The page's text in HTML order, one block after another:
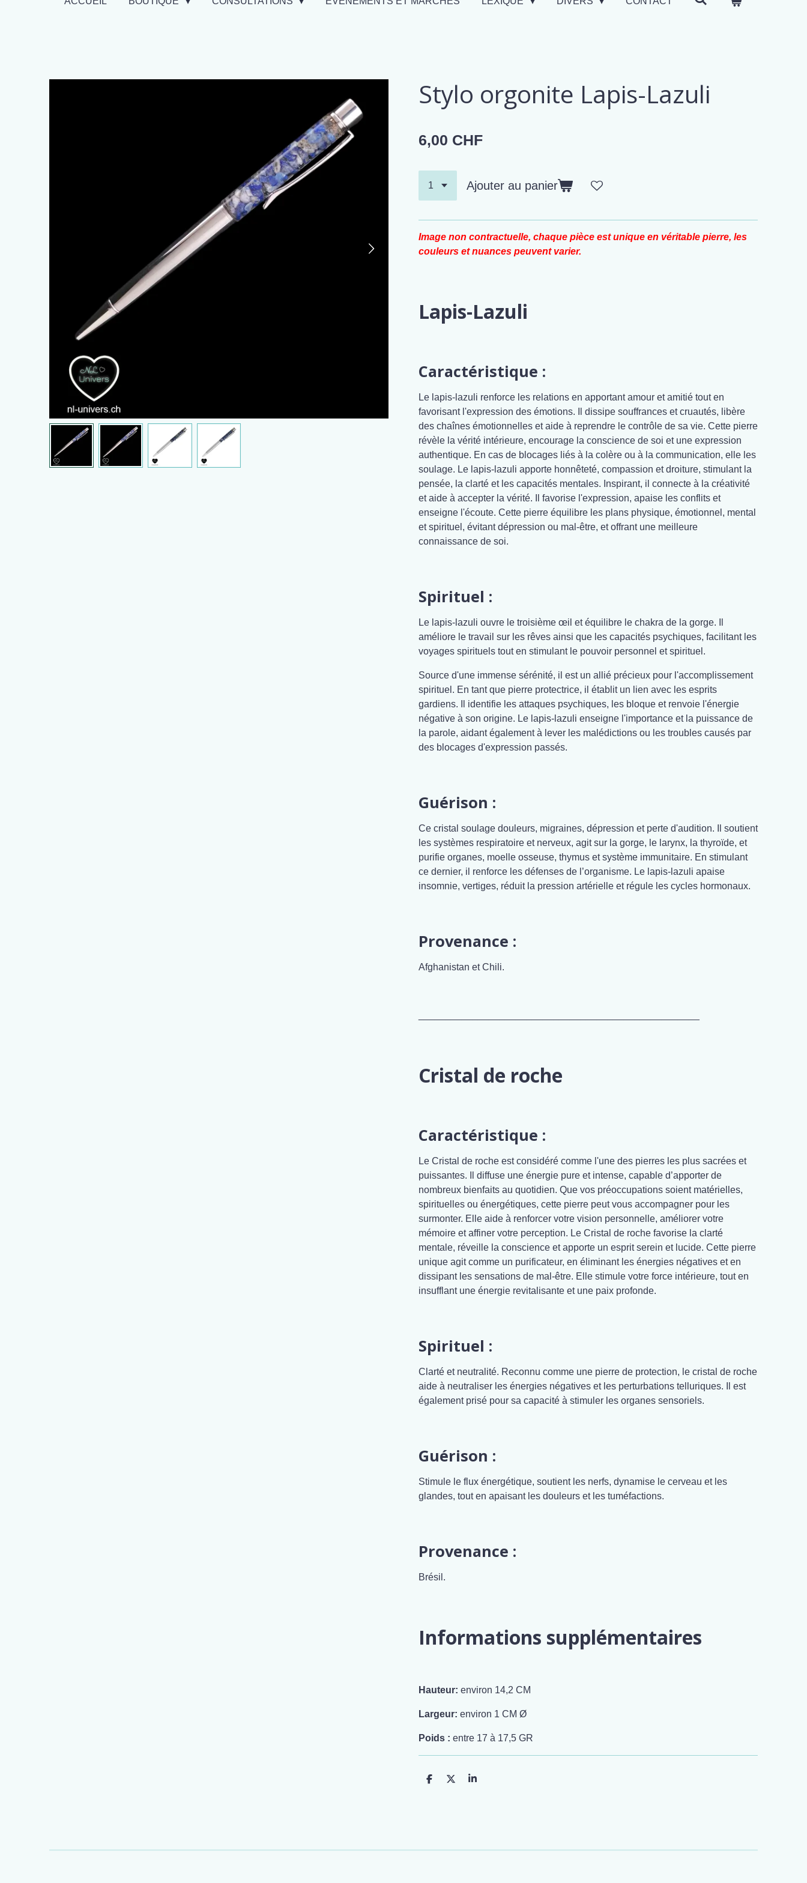
Stylo orgonite Lapis-Lazuli
6,00 CHF
Ajouter au panier
Image non contractuelle, chaque pièce est unique en véritable pierre, les
couleurs et nuances peuvent varier.
Lapis-Lazuli
Caractéristique :
Le lapis-lazuli renforce les relations en apportant amour et amitié tout en
favorisant l'expression des émotions. Il dissipe souffrances et cruautés, libère
des chaînes émotionnelles et aide à reprendre le contrôle de sa vie. Cette pierre
révèle la vérité intérieure, encourage la conscience de soi et une expression
authentique. En cas de blocages liés à la colère ou à la communication, elle les
soulage. Le lapis-lazuli apporte honnêteté, compassion et droiture, stimulant la
pensée, la clarté et les capacités mentales. Inspirant, il connecte à la créativité
et aide à accepter la vérité. Il favorise l'expression, apaise les conflits et
enseigne l'écoute. Cette pierre équilibre les plans physique, émotionnel, mental
et spirituel, évitant dépression ou mal-être, et offrant une meilleure
connaissance de soi.
Spirituel :
Le lapis-lazuli ouvre le troisième œil et équilibre le chakra de la gorge. Il
améliore le travail sur les rêves ainsi que les capacités psychiques, facilitant les
voyages spirituels tout en stimulant le pouvoir personnel et spirituel.
Source d'une immense sérénité, il est un allié précieux pour l'accomplissement
spirituel. En tant que pierre protectrice, il établit un lien avec les esprits
gardiens. Il identifie les attaques psychiques, les bloque et renvoie l'énergie
négative à son origine. Le lapis-lazuli enseigne l'importance et la puissance de
la parole, aidant également à lever les malédictions ou les troubles causés par
des blocages d'expression passés.
Guérison :
Ce cristal soulage douleurs, migraines, dépression et perte d'audition. Il soutient
les systèmes respiratoire et nerveux, agit sur la gorge, le larynx, la thyroïde, et
purifie organes, moelle osseuse, thymus et système immunitaire. En stimulant
ce dernier, il renforce les défenses de l’organisme. Le lapis-lazuli apaise
insomnie, vertiges, réduit la pression artérielle et régule les cycles hormonaux.
Provenance :
Afghanistan et Chili.
Cristal de roche
Caractéristique :
Le Cristal de roche est considéré comme l'une des pierres les plus sacrées et
puissantes. Il diffuse une énergie pure et intense, capable d’apporter de
nombreux bienfaits au quotidien. Que vos préoccupations soient matérielles,
spirituelles ou énergétiques, cette pierre peut vous accompagner pour les
surmonter. Elle aide à renforcer votre vision personnelle, améliorer votre
mémoire et affiner votre perception. Le Cristal de roche favorise la clarté
mentale, réveille la conscience et apporte un esprit serein et lucide. Cette pierre
unique agit comme un purificateur, en éliminant les énergies négatives et en
dissipant les sensations de mal-être. Elle stimule votre force intérieure, tout en
insufflant une énergie revitalisante et une paix profonde.
Spirituel :
Clarté et neutralité. Reconnu comme une pierre de protection, le cristal de roche
aide à neutraliser les énergies négatives et les perturbations telluriques. Il est
également prisé pour sa capacité à stimuler les organes sensoriels.
Guérison :
Stimule le flux énergétique, soutient les nerfs, dynamise le cerveau et les
glandes, tout en apaisant les douleurs et les tuméfactions.
Provenance :
Brésil.
Informations supplémentaires
Hauteur: environ 14,2 CM
Largeur: environ 1 CM Ø
Poids : entre 17 à 17,5 GR
P
r
P
r
P
r